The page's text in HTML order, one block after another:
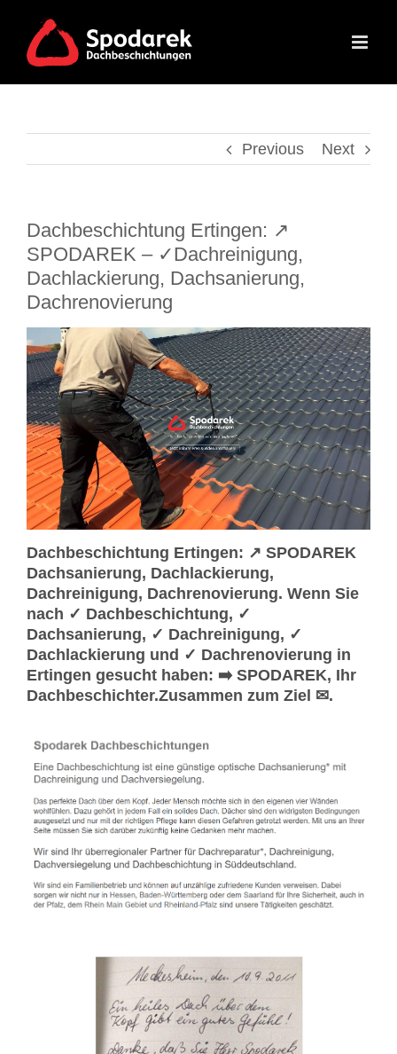
content
Previous Next
Dachbeschichtung Ertingen: ↗️
SPODAREK – ✓Dachreinigung,
Dachlackierung, Dachsanierung,
Dachrenovierung
Dachbeschichtung Ertingen: ↗️ SPODAREK
Dachsanierung, Dachlackierung,
Dachreinigung, Dachrenovierung. Wenn Sie
nach ✓ Dachbeschichtung, ✓
Dachsanierung, ✓ Dachreinigung, ✓
Dachlackierung und ✓ Dachrenovierung in
Ertingen gesucht haben: ➡️ SPODAREK, Ihr
Dachbeschichter.Zusammen zum Ziel ✉.